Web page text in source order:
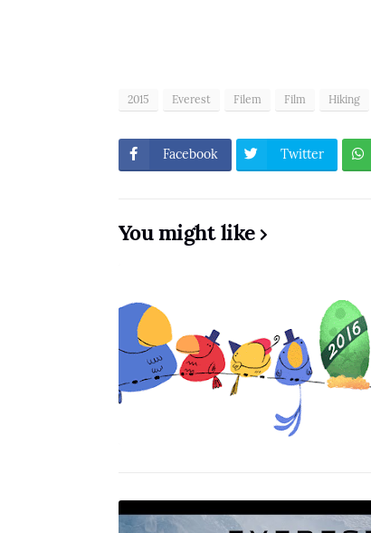
2015 Everest Filem Film Hiking
Facebook Twitter
You might like